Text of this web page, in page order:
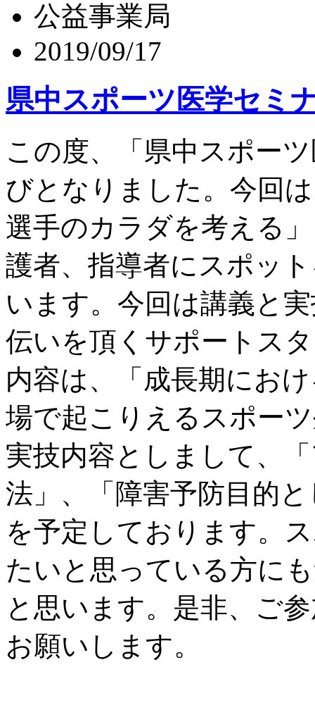
公益事業局
2019/09/17
県中スポーツ医学セミ
この度、「県中スポー
びとなりました。今回
選手のカラダを考える
護者、指導者にスポッ
います。今回は講義と
伝いを頂くサポートス
内容は、「成長期にお
場で起こりえるスポー
実技内容としまして、
法」、「障害予防目的
を予定しております。
たいと思っている方に
と思います。是非、ご
お願いします。